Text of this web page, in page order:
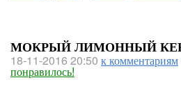
МОКРЫЙ ЛИМОННЫЙ
18-11-2016 20:50 к комментариям
понравилось!